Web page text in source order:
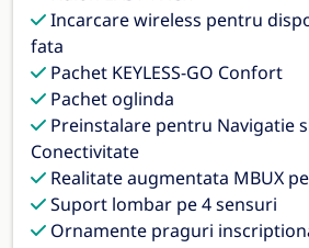
Incarcare wireless pentru
fata
Pachet KEYLESS-GO Confort
Pachet oglinda
Preinstalare pentru Navigatie
Conectivitate
Realitate augmentata MBUX
Suport lombar pe 4 sensuri
Ornamente praguri